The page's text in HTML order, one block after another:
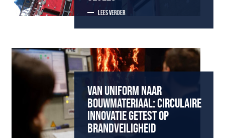
LEES VERDER
VAN UNIFORM NAAR
BOUWMATERIAAL: CIRCULAIRE
INNOVATIE GETEST OP
BRANDVEILIGHEID